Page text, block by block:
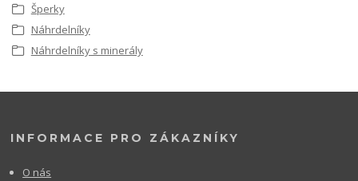
Šperky
Náhrdelníky
Náhrdelníky s minerály
INFORMACE PRO ZÁKAZNÍKY
O nás